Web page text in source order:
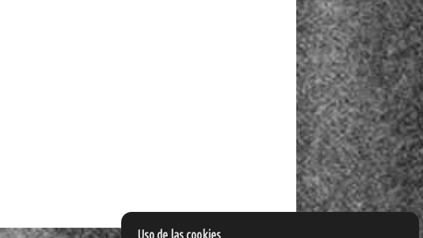
Uso de las cookies